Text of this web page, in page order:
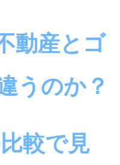
動産とゴ
うのか？
較で見